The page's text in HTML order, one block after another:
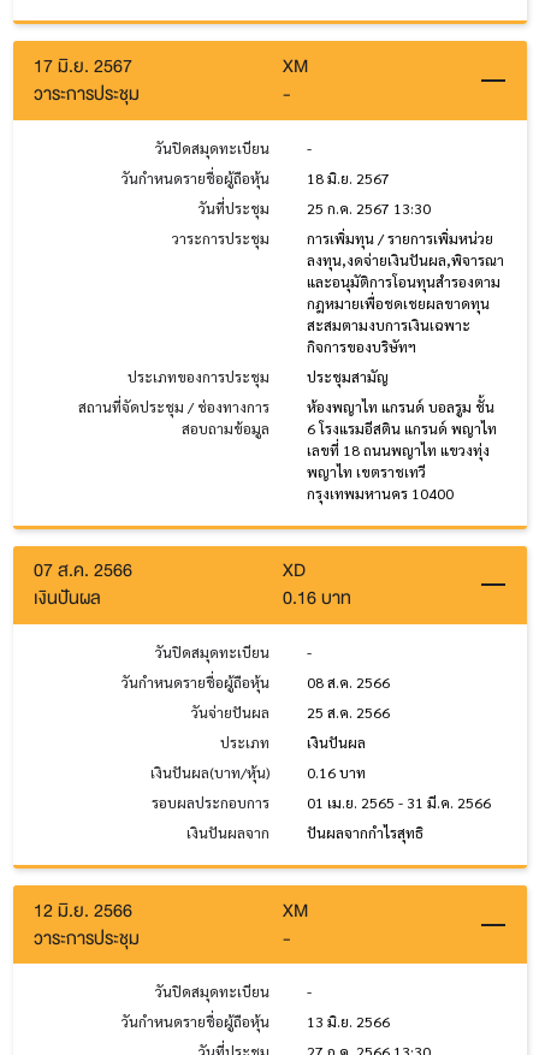
17 มิ.ย. 2567
XM
วาระการประชุม
-
วันปิดสมุดทะเบียน
-
วันกำหนดรายชื่อผู้ถือหุ้น
18 มิ.ย. 2567
วันที่ประชุม
25 ก.ค. 2567 13:30
วาระการประชุม
การเพิ่มทุน / รายการเพิ่มหน่วย
ลงทุน,งดจ่ายเงินปันผล,พิจารณา
และอนุมัติการโอนทุนสำรองตาม
กฎหมายเพื่อชดเชยผลขาดทุน
สะสมตามงบการเงินเฉพาะ
กิจการของบริษัทฯ
ประเภทของการประชุม
ประชุมสามัญ
สถานที่จัดประชุม / ช่องทางการ
สอบถามข้อมูล
ห้องพญาไท แกรนด์ บอลรูม ชั้น
6 โรงแรมอีสติน แกรนด์ พญาไท
เลขที่ 18 ถนนพญาไท แขวงทุ่ง
พญาไท เขตราชเทวี
กรุงเทพมหานคร 10400
07 ส.ค. 2566
XD
เงินปันผล
0.16 บาท
วันปิดสมุดทะเบียน
-
วันกำหนดรายชื่อผู้ถือหุ้น
08 ส.ค. 2566
วันจ่ายปันผล
25 ส.ค. 2566
ประเภท
เงินปันผล
เงินปันผล(บาท/หุ้น)
0.16 บาท
รอบผลประกอบการ
01 เม.ย. 2565 - 31 มี.ค. 2566
เงินปันผลจาก
ปันผลจากกำไรสุทธิ
12 มิ.ย. 2566
XM
วาระการประชุม
-
วันปิดสมุดทะเบียน
-
วันกำหนดรายชื่อผู้ถือหุ้น
13 มิ.ย. 2566